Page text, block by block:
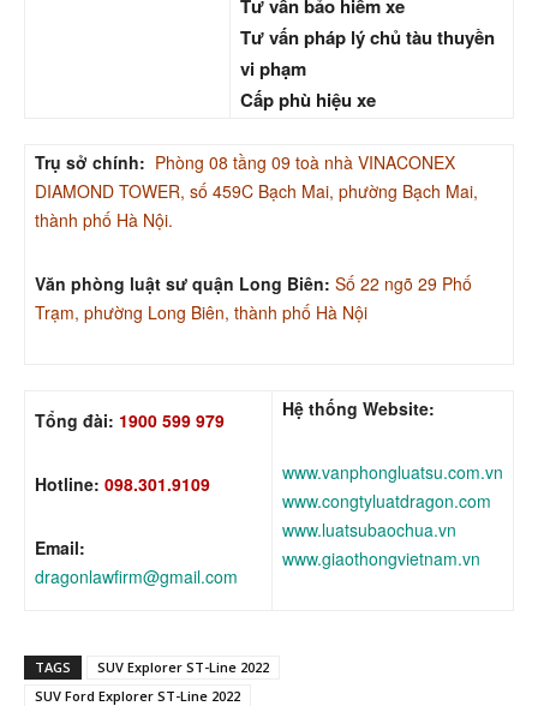
Tư vấn bảo hiểm xe
Tư vấn pháp lý chủ tàu thuyền
vi phạm
Cấp phù hiệu xe
Trụ sở chính: Phòng 08 tầng 09 toà nhà VINACONEX
DIAMOND TOWER, số 459C Bạch Mai, phường Bạch Mai,
thành phố Hà Nội.
Văn phòng luật sư quận Long Biên: Số 22 ngõ 29 Phố
Trạm, phường Long Biên, thành phố Hà Nội
Tổng đài: 1900 599 979
Hotline: 098.301.9109
Email:
dragonlawfirm@gmail.com
Hệ thống Website:
www.vanphongluatsu.com.vn
www.congtyluatdragon.com
www.luatsubaochua.vn
www.giaothongvietnam.vn
TAGS
SUV Explorer ST-Line 2022
SUV Ford Explorer ST-Line 2022